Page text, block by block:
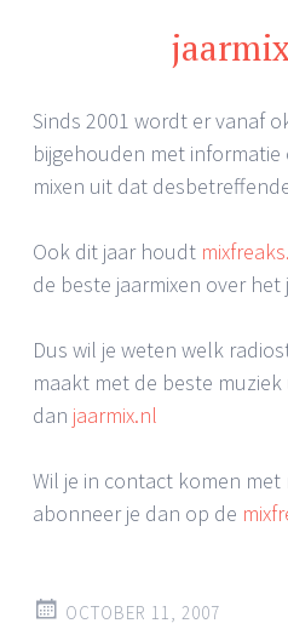
Sinds 2001 wordt er vanaf
bijgehouden met
mixen uit dat
Ook dit jaar houdt
de beste jaarmixen over het
Dus wil je weten welk
maakt met de beste
dan jaarmix.nl
Wil je in contact komen met
abonneer je dan op de
OCTOBER 11, 2007